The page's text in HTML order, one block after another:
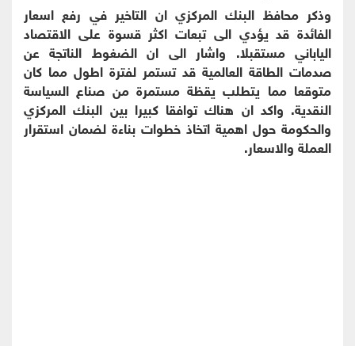
وذكر محافظ البنك المركزي ان التاخير في رفع اسعار
الفائدة قد يؤدي الى تبعات اكثر قسوة على الاقتصاد
الياباني مستقبلا. واشار الى ان الضغوط الناتجة عن
صدمات الطاقة العالمية قد تستمر لفترة اطول مما كان
متوقعا مما يتطلب يقظة مستمرة من صناع السياسة
النقدية. واكد ان هناك توافقا كبيرا بين البنك المركزي
والحكومة حول اهمية اتخاذ خطوات بناءة لضمان استقرار
العملة والاسعار.